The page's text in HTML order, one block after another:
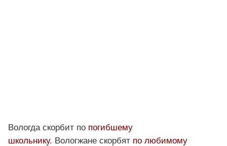
Вологда скорбит по погибшему
школьнику. Вологжане скорбят по любимому